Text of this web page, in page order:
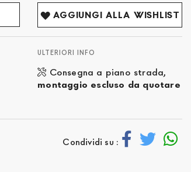
AGGIUNGI ALLA WISHLIST
ULTERIORI INFO
Consegna a piano strada,
montaggio escluso da quotare
Condividi su :